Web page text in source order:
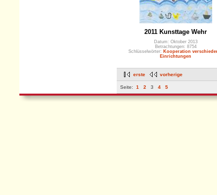
2011 Kunsttage Wehr
Datum: Oktober 2013
Betrachtungen: 8754
Schlüsselwörter: Kooperation
Einrichtungen
erste vorherige
Seite: 1 2 3 4 5